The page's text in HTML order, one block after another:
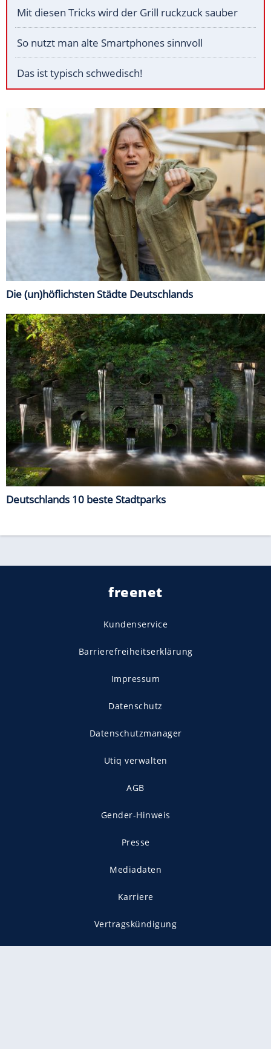
Mit diesen Tricks wird der Grill ruckzuck sauber
So nutzt man alte Smartphones sinnvoll
Das ist typisch schwedisch!
Die (un)höflichsten Städte Deutschlands
Deutschlands 10 beste Stadtparks
freenet
Kundenservice
Barrierefreiheitserklärung
Impressum
Datenschutz
Datenschutzmanager
Utiq verwalten
AGB
Gender-Hinweis
Presse
Mediadaten
Karriere
Vertragskündigung